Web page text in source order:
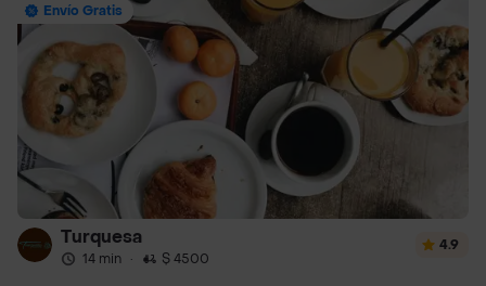
Envío Gratis
Turquesa
14 min · $ 4500
4.9